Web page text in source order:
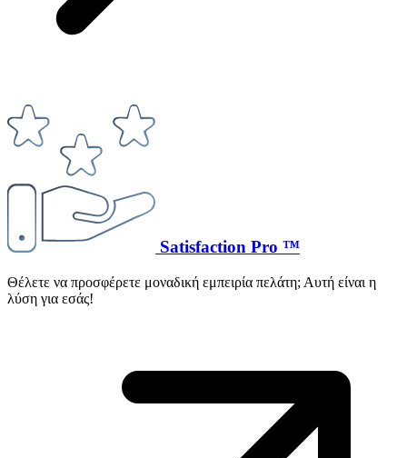
Satisfaction Pro ™
Θέλετε να προσφέρετε μοναδική εμπειρία πελάτη; Αυτή είναι η
λύση για εσάς!